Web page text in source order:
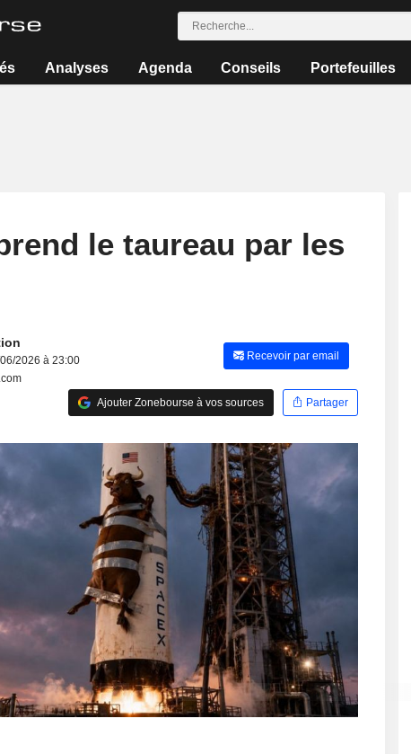
Analyses Agenda Conseils Portefeuilles
le taureau par les
2026 à 23:00
Recevoir par email
Ajouter Zonebourse à vos sources Partager